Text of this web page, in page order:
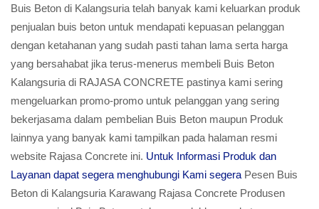
Buis Beton di Kalangsuria telah banyak kami keluarkan produk
penjualan buis beton untuk mendapati kepuasan pelanggan
dengan ketahanan yang sudah pasti tahan lama serta harga
yang bersahabat jika terus-menerus membeli Buis Beton
Kalangsuria di RAJASA CONCRETE pastinya kami sering
mengeluarkan promo-promo untuk pelanggan yang sering
bekerjasama dalam pembelian Buis Beton maupun Produk
lainnya yang banyak kami tampilkan pada halaman resmi
website Rajasa Concrete ini. Untuk Informasi Produk dan
Layanan dapat segera menghubungi Kami segera Pesen Buis
Beton di Kalangsuria Karawang Rajasa Concrete Produsen